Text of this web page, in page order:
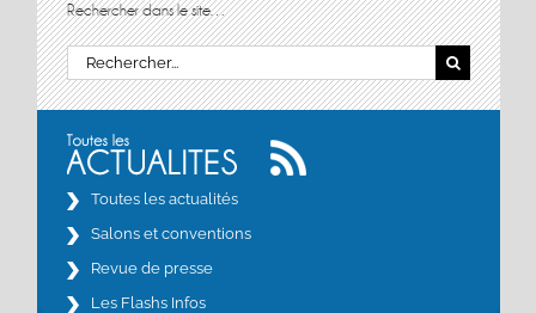
Rechercher dans le site…
Rechercher:
Toutes les actualités
Salons et conventions
Revue de presse
Les Flashs Infos